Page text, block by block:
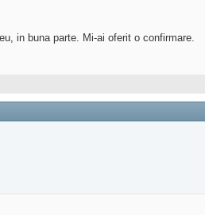
in buna parte. Mi-ai oferit o confirmare.